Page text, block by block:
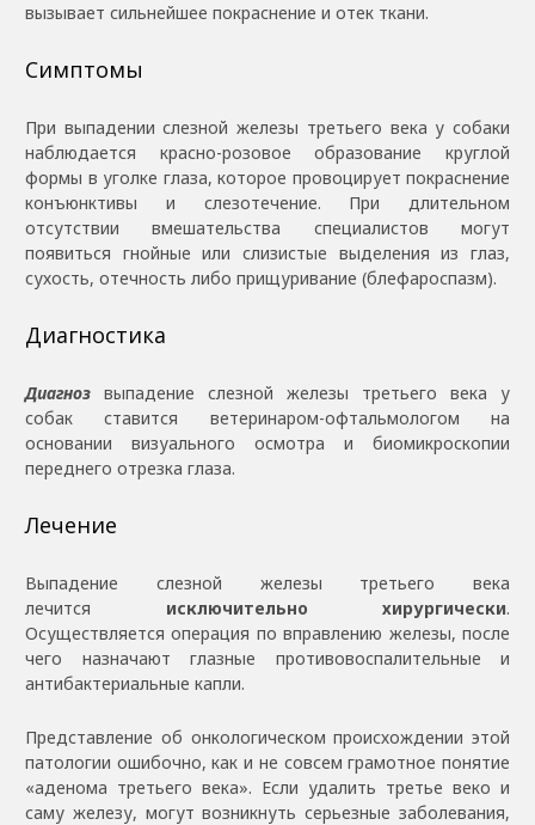
вызывает сильнейшее покраснение и отек ткани.
Симптомы
При выпадении слезной железы третьего века у собаки
наблюдается красно-розовое образование круглой
формы в уголке глаза, которое провоцирует покраснение
конъюнктивы и слезотечение. При длительном
отсутствии вмешательства специалистов могут
появиться гнойные или слизистые выделения из глаз,
сухость, отечность либо прищуривание (блефароспазм).
Диагностика
Диагноз выпадение слезной железы третьего века у
собак ставится ветеринаром-офтальмологом на
основании визуального осмотра и биомикроскопии
переднего отрезка глаза.
Лечение
Выпадение слезной железы третьего века
лечится исключительно хирургически.
Осуществляется операция по вправлению железы, после
чего назначают глазные противовоспалительные и
антибактериальные капли.
Представление об онкологическом происхождении этой
патологии ошибочно, как и не совсем грамотное понятие
«аденома третьего века». Если удалить третье веко и
саму железу, могут возникнуть серьезные заболевания,